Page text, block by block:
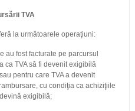
TVA
la următoarele operaţiuni:
au fost facturate pe parcursul
ca TVA să fi devenit exigibilă
pentru care TVA a devenit
cu condiţia ca achiziţiile
exigibilă;